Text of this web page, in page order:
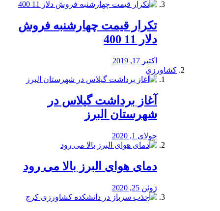
تکرار قیمت چهارشنبه فروش
دلار 11 400
اکتبر 17, 2019
کشاورزی
آغاز برداشت گیلاس در
شهرستان البرز
جولای 1, 2020
دمای هوای البرز بالا می رود
ژوئن 25, 2020